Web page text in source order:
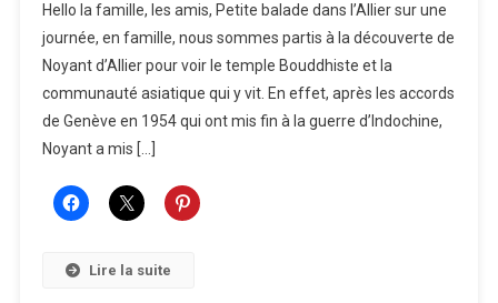
Et
Bredin
Hello la famille, les amis, Petite balade dans l’Allier sur une
journée, en famille, nous sommes partis à la découverte de
Noyant d’Allier pour voir le temple Bouddhiste et la
communauté asiatique qui y vit. En effet, après les accords
de Genève en 1954 qui ont mis fin à la guerre d’Indochine,
Noyant a mis […]
Lire la suite